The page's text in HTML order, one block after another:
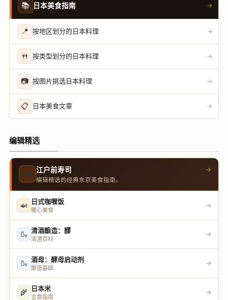
📚 日本美食指南 →
📍 按地区划分的日本料理 →
🍴 按类型划分的日本料理 →
📷 按图片挑选日本料理 →
📋 日本美食文章 →
编辑精选
🍣 江户前寿司
编辑精选的经典东京美食指南。
→
🍛 日式咖喱饭
暖心美食
→
🍶 清酒酿造：醪
清酒百科
→
🍶 酒母：酵母启动剂
酿造基础
→
🌾 日本米
主食指南
→